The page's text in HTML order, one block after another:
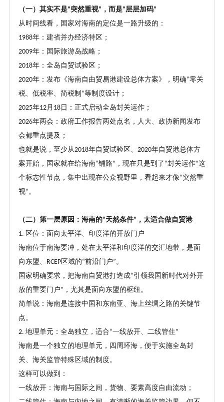
（一）其实不是“突然重视” ，而是“层层加码”
从时间线看，国家对海南的定位是一路升级的：
1988年：建省并办经济特区；
2009年：国际旅游岛战略；
2018年：全岛自贸试验区；
2020年：发布《海南自由贸易港建设总体方案》，明确“零关
税、低税率、简税制 ”等制度设计；
2025年12月 18日：正式启动全岛封关运作；
2026年两会：政府工作报告两处点名，人大、政协新闻发布
会都重点提及；
也就是说，至少从2018年自贸试验区、 2020年自贸港总体方
案开始，国家就在给海南“铺路” ，现在只是到了 “封关运作”这
个标志性节点，集中出现在公众视野里，看起来才像“突然重
视” 。
（二） 第一层原因：海南的“天然条件” ，太适合做自贸港
1. 区位：面向太平洋、印度洋的开放门户
海南位于南海要冲，处在太平洋和印度洋的交汇地带，是面
向东盟、 RCEP区域的“前沿门户” 。
国家明确要求，把海南自贸港打造成“引领我国新时代对外开
放的重要门户” ，尤其是面向东盟的枢纽。
简单说：海南是连接中国和东南亚、海上丝绸之路的关键节
点。
2. 地理单元：全岛独立，适合“一线放开、二线管住”
海南是一个独立的地理单元，四周环海，便于实施全岛封
关、海关监管特殊区域的制度。
这样可以做到：
一线放开：海南与国际之间，货物、要素高度自由流动；